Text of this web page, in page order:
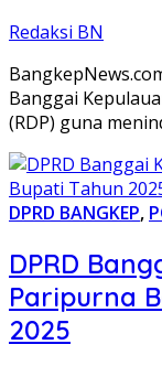
Redaksi BN
Banggai
(RDP) guna
DPRD BANGKEP,
DPRD
Paripurna
2025